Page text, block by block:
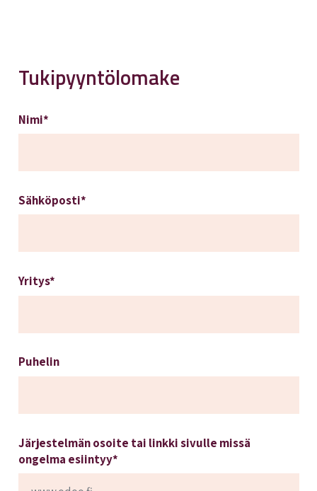
Tukipyyntölomake
Nimi*
Sähköposti*
Yritys*
Puhelin
Järjestelmän osoite tai linkki sivulle missä
ongelma esiintyy*